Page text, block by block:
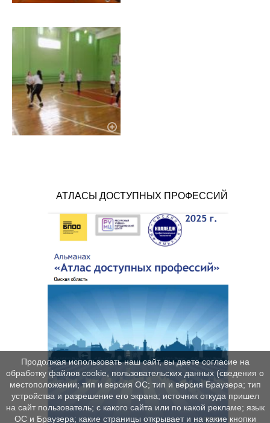
АТЛАСЫ ДОСТУПНЫХ ПРОФЕССИЙ
Продолжая использовать наш сайт, вы даете согласие на
обработку файлов cookie, пользовательских данных (сведения о
местоположении; тип и версия ОС; тип и версия Браузера; тип
устройства и разрешение его экрана; источник откуда пришел
на сайт пользователь; с какого сайта или по какой рекламе; язык
ОС и Браузера; какие страницы открывает и на какие кнопки